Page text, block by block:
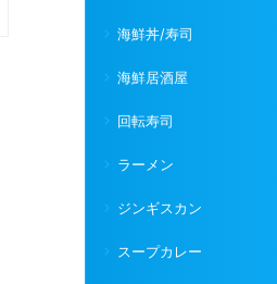
海鮮丼/寿司
海鮮居酒屋
回転寿司
ラーメン
ジンギスカン
スープカレー